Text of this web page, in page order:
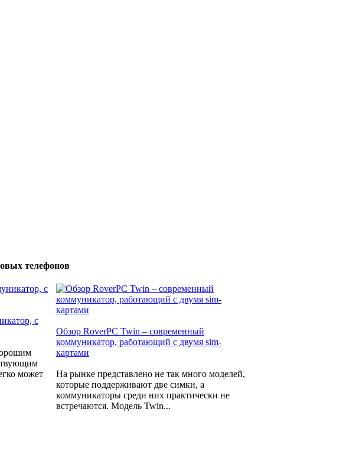
телефонов
с
может
Обзор RoverPC Twin – современный
коммуникатор, работающий с двумя sim-
картами
На рынке представлено не так много моделей,
которые поддерживают две симки, а
коммуникаторы среди них практически не
встречаются. Модель Twin...